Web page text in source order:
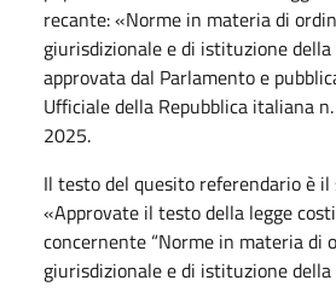
recante: «Norme in materia di
giurisdizionale e di istituzione
approvata dal Parlamento e
Ufficiale della Repubblica italiana
2025.
Il testo del quesito referendario è il
«Approvate il testo della legge
concernente “Norme in materia di
giurisdizionale e di istituzione